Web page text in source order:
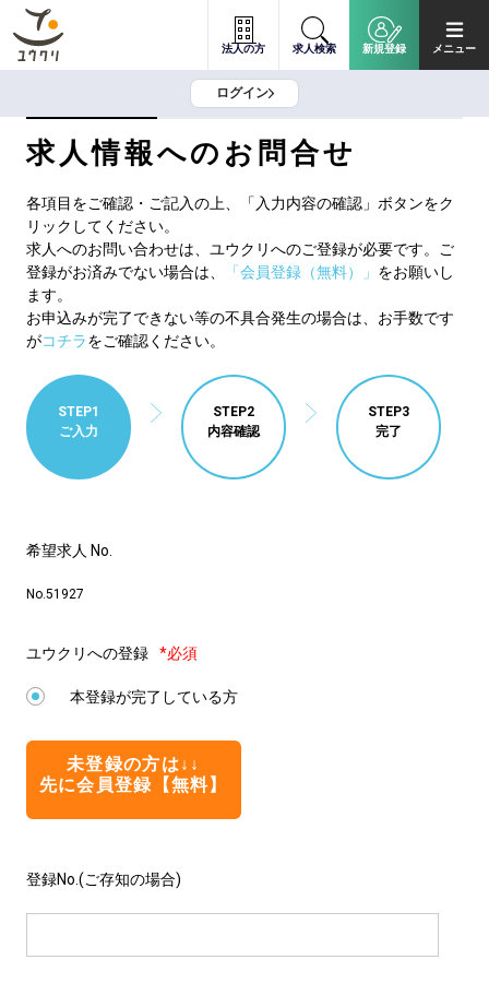
法人の方 求人検索 新規登録 メニュー
ログイン
求人情報へのお問合せ
各項目をご確認・ご記入の上、「入力内容の確認」ボタンをク
リックしてください。
求人へのお問い合わせは、ユウクリへのご登録が必要です。ご
登録がお済みでない場合は、
「会員登録（無料）」 をお願いし
ます。
お申込みが完了できない等の不具合発生の場合は、お手数です
がコチラをご確認ください。
STEP1
ご入力
STEP2
内容確認
STEP3
完了
希望求人 No.
No.51927
ユウクリへの登録 *必須
本登録が完了している方
未登録の方は↓↓
先に会員登録【無料】
登録No.(ご存知の場合)